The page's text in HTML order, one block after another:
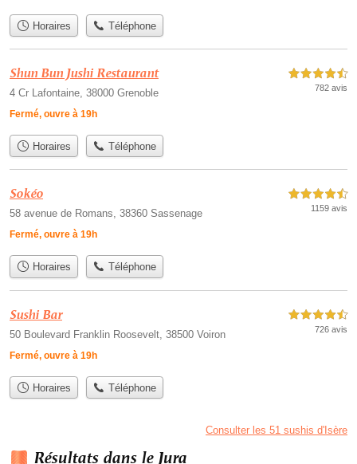
Horaires Téléphone
Shun Bun Jushi Restaurant
4 Cr Lafontaine, 38000 Grenoble
Fermé, ouvre à 19h
4,5 étoiles sur 5
782 avis
Horaires Téléphone
Sokéo
58 avenue de Romans, 38360 Sassenage
Fermé, ouvre à 19h
4,5 étoiles sur 5
1159 avis
Horaires Téléphone
Sushi Bar
50 Boulevard Franklin Roosevelt, 38500 Voiron
Fermé, ouvre à 19h
4,5 étoiles sur 5
726 avis
Horaires Téléphone
Consulter les 51 sushis d'Isère
Résultats dans le Jura